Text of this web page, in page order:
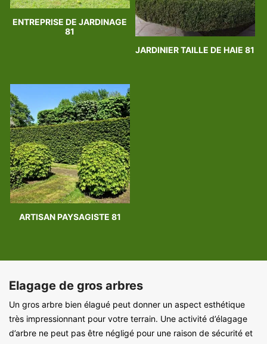
ENTREPRISE DE JARDINAGE
81
JARDINIER TAILLE DE HAIE 81
ARTISAN PAYSAGISTE 81
Elagage de gros arbres
Un gros arbre bien élagué peut donner un aspect esthétique
très impressionnant pour votre terrain. Une activité d’élagage
d’arbre ne peut pas être négligé pour une raison de sécurité et